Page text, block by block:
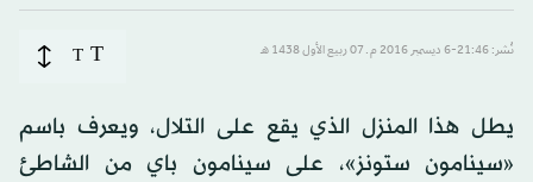
نُشر: 21:46-6 ديسمبر 2016 م ـ 07 ربيع الأول 1438 هـ T
T
يطل هذا المنزل الذي يقع على التلال، ويعرف باسم
«سينامون ستونز»، على سينامون باي من الشاطئ